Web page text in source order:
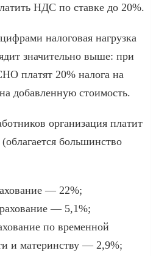
НДС по ставке до 20%.
налоговая нагрузка
значительно выше: при
платят 20% налога на
добавленную стоимость.
организация платит
большинство
— 22%;
— 5,1%;
по временной
и материнству — 2,9%;